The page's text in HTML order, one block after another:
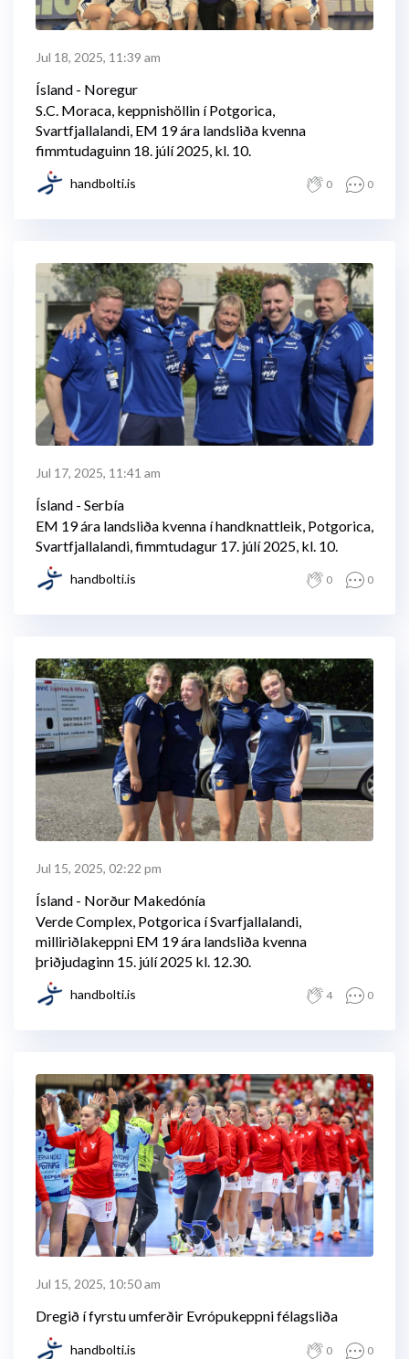
Jul 18, 2025, 11:39 am
Ísland - Noregur
S.C. Moraca, keppnishöllin í Potgorica,
Svartfjallalandi, EM 19 ára landsliða kvenna
fimmtudaguinn 18. júlí 2025, kl. 10.
handbolti.is 0 0
Jul 17, 2025, 11:41 am
Ísland - Serbía
EM 19 ára landsliða kvenna í handknattleik, Potgorica,
Svartfjallalandi, fimmtudagur 17. júlí 2025, kl. 10.
handbolti.is 0 0
Jul 15, 2025, 02:22 pm
Ísland - Norður Makedónía
Verde Complex, Potgorica í Svarfjallalandi,
milliriðlakeppni EM 19 ára landsliða kvenna
þriðjudaginn 15. júlí 2025 kl. 12.30.
handbolti.is 4 0
Jul 15, 2025, 10:50 am
Dregið í fyrstu umferðir Evrópukeppni félagsliða
handbolti.is 0 0